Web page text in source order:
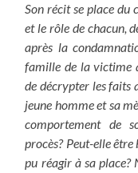
Son récit se place du
et le rôle de chacun,
après la
famille de la victime
de décrypter les faits
jeune homme et sa
comportement de
procès? Peut-elle
pu réagir à sa place?